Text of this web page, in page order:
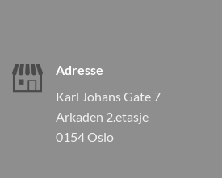
Adresse
Karl Johans Gate 7
Arkaden 2.etasje
0154 Oslo